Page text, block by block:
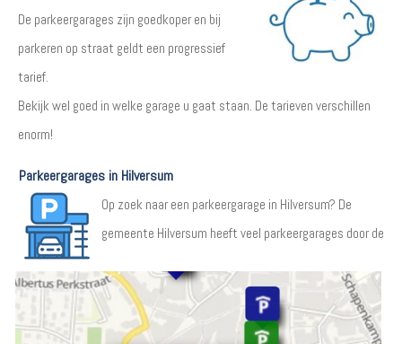
De parkeergarages zijn goedkoper en bij
parkeren op straat geldt een progressief
tarief.
Bekijk wel goed in welke garage u gaat staan. De tarieven verschillen
enorm!
Parkeergarages in Hilversum
Op zoek naar een parkeergarage in Hilversum? De
gemeente Hilversum heeft veel parkeergarages door de